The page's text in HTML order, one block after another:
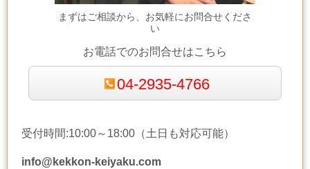
まずはご相談から、お気軽にお問合せくださ
い
お電話でのお問合せはこちら
04-2935-4766
受付時間:10:00～18:00（土日も対応可能）
info@kekkon-keiyaku.com